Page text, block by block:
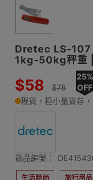
Dretec LS-107
1kg-50kg秤重
$58 $78
25%
OFF
現貨，極小量貨存
貨品編號：
生活時尚 旅行用品